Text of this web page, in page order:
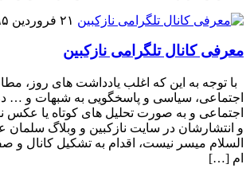
۲۱ فروردین ۱۳۹۵
معرفی کانال تلگرامی نازکبین
با توجه به این که اغلب یادداشت های روز،
اجتماعی، سیاسی و پاسخگویی به شبهات و …
اجتماعی و به صورت تحلیل های کوتاه یا عکس
و انتشارشان در سایت نازکبین و وبلاگ سلمان
السلام میسر نیست، اقدام به تشکیل کانال و
ام […]